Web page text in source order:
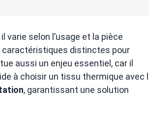
varie selon l’usage et la pièce
caractéristiques distinctes pour
aussi un enjeu essentiel, car il
à choisir un tissu thermique avec
, garantissant une solution